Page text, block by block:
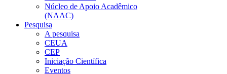
Núcleo de Apoio Acadêmico
(NAAC)
Pesquisa
A pesquisa
CEUA
CEP
Iniciação Científica
Eventos